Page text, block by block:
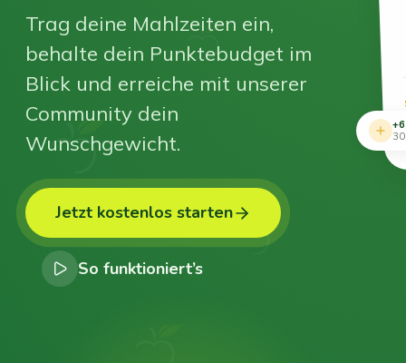
Trag deine Mahlzeiten ein,
behalte dein Punktebudget im
Blick und erreiche mit unserer
Community dein
Wunschgewicht.
Jetzt kostenlos starten
So funktioniert’s